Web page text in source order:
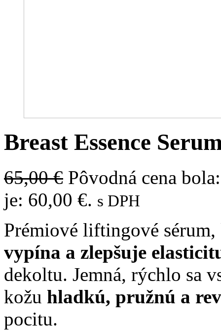
Breast Essence
65,00€ Pôvodná cena
je: 60,00 €. s DPH
Prémiové liftingové
vypína a zlepšuje
dekoltu. Jemná, rýchlo sa
kožu hladkú, pružnú a
pocitu.